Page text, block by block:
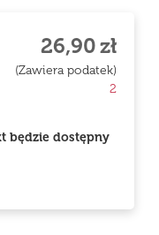
26,90zł
(Zawiera podatek)
2
będzie dostępny